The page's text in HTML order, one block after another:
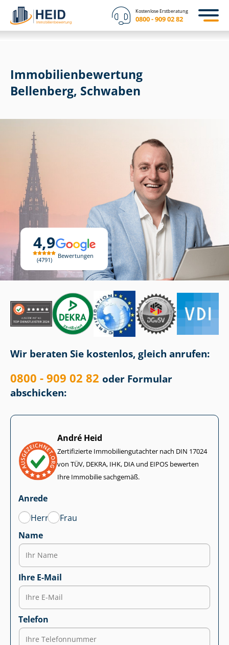
Kostenlose Erstberatung
0800 - 909 02 82
4,9
4791
Bewertungen
Immobilien­bewertung
Bellenberg, Schwaben
Wir beraten Sie kostenlos, gleich anrufen:
0800 - 909 02 82 oder Formular
abschicken:
André Heid
Zertifizierte Im­mo­bi­li­en­gut­ach­ter nach DIN 17024
von TÜV, DEKRA, IHK, DIA und EIPOS bewerten
Ihre Immobilie sachgemäß.
Anrede
Herr
Frau
Name
Ihre E-Mail
Telefon